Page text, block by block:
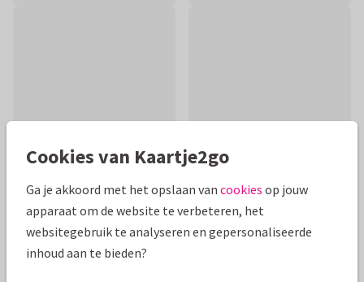
Productinformatie
Lief felicitatie kaartje voor de geboorte van een meisje met
Cookies van Kaartje2go
Ga je akkoord met het opslaan van cookies op jouw
apparaat om de website te verbeteren, het
websitegebruik te analyseren en gepersonaliseerde
inhoud aan te bieden?